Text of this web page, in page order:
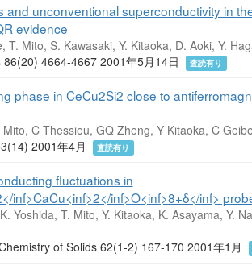
and unconventional superconductivity in
evidence
T. Mito, S. Kawasaki, Y. Kitaoka, D. Aoki, Y.
4664-4667 2001年5月14日
査読有り
phase in CeCu2Si2 close to
C Thessieu, GQ Zheng, Y Kitaoka, C
2001年4月
査読有り
fluctuations in
inf>CaCu<inf>2</inf>O<inf>8+δ</inf>
Yoshida, T. Mito, Y. Kitaoka, K. Asayama, Y.
of Solids 62(1-2) 167-170 2001年1月